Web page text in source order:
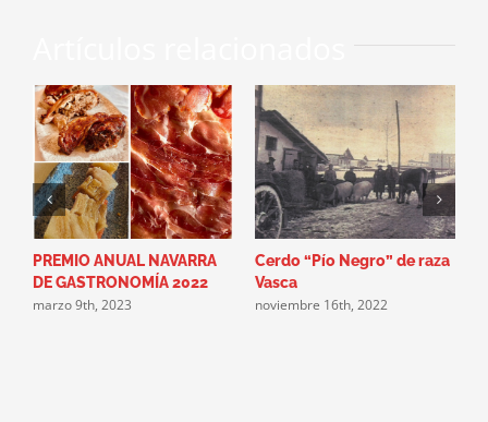
PREMIO ANUAL NAVARRA
DE GASTRONOMÍA 2022
marzo 9th, 2023
Cerdo “Pío Negro” de raza
Vasca
noviembre 16th, 2022